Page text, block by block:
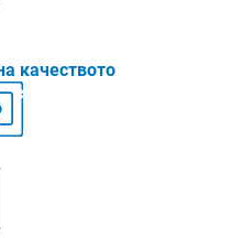
качеството